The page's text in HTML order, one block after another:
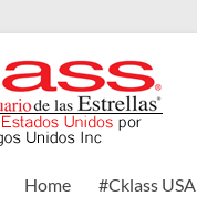
Home #Cklass USA